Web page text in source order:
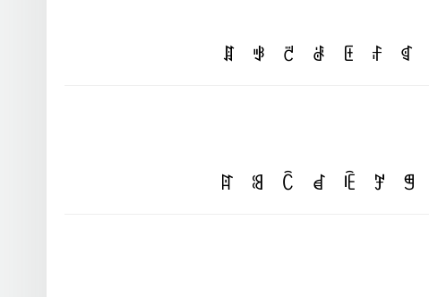
ꁲ ꃃ ꇃ ꂡ ꏹ ꄙ ꁍ
ꍏ ꌃ ꉓ ꀸ ꍟ ꎇ ꁅ